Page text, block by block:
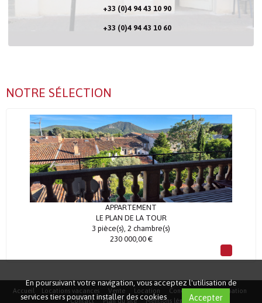
+33 (0)4 94 43 10 90
+33 (0)4 94 43 10 60
NOTRE SÉLECTION
APPARTEMENT
LE PLAN DE LA TOUR
3 pièce(s), 2 chambre(s)
230 000,00 €
Accueil Locations vacances Vente Location Conciergerie
Estimation
Contact
Plan du site Mentions légales
En poursuivant votre navigation, vous acceptez l'utilisation de
services tiers pouvant installer des cookies
Accepter